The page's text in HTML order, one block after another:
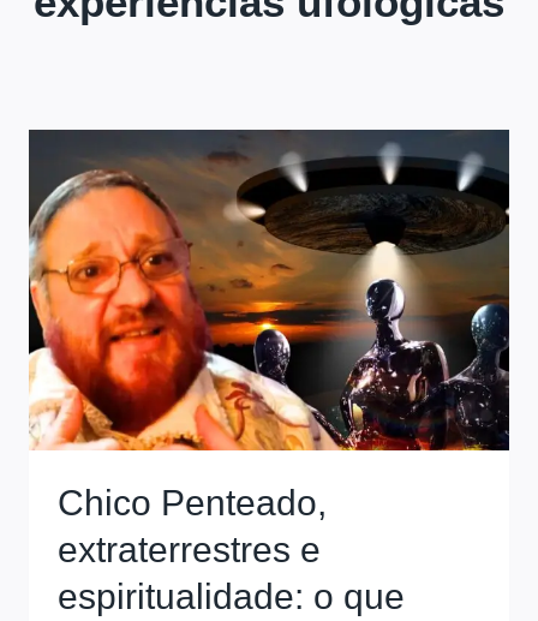
Chico Penteado,
extraterrestres e
espiritualidade: o que